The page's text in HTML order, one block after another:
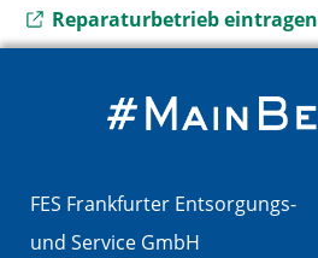
Externer Link zu
Reparaturbetrieb eintragen
FES Frankfurter Entsorgungs-
und Service GmbH